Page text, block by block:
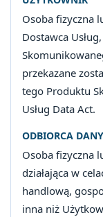
Osoba fizyczna
Dostawca
przekazane
tego Produktu
Usług Data Act.
ODBIORCA
Osoba fizyczna
działająca w
handlową,
inna niż